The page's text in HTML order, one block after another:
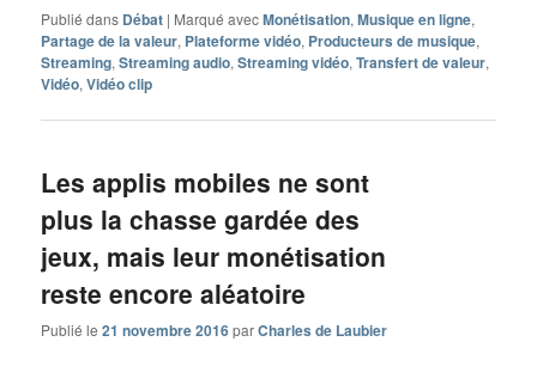
Publié dans Débat | Marqué avecMonétisation,Musique en ligne,
Partage de la valeur, Plateforme vidéo, Producteurs de musique,
Streaming,Streaming audio,Streaming vidéo,Transfert de valeur,
Vidéo,Vidéo clip
Les applis mobiles ne sont
plus la chasse gardée des
jeux, mais leur monétisation
reste encore aléatoire
Publié le21 novembre 2016parCharles de Laubier